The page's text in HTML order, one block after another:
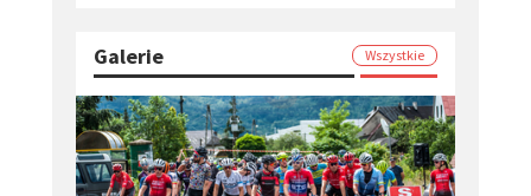
Galerie Wszystkie